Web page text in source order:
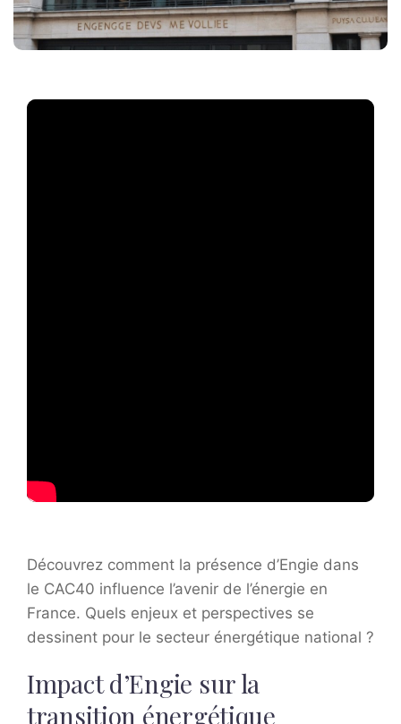
Découvrez comment la présence d’Engie dans
le CAC40 influence l’avenir de l’énergie en
France. Quels enjeux et perspectives se
dessinent pour le secteur énergétique national ?
Impact d’Engie sur la
transition énergétique